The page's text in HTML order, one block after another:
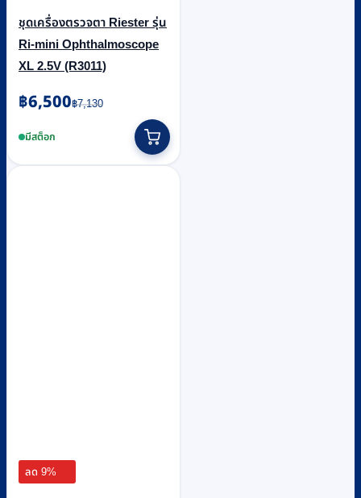
ชุดเครื่องตรวจตา Riester รุ่น
Ri-mini Ophthalmoscope
XL 2.5V (R3011)
฿7,130
Original
price
was:
฿6,500
Current
price
is:มีสต็อก
ลด 9%